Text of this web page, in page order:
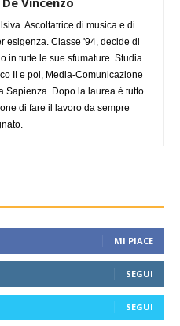
Ascoltatrice di musica e di
esigenza. Classe '94, decide di
in tutte le sue sfumature. Studia
II e poi, Media-Comunicazione
Sapienza. Dopo la laurea è tutto
di fare il lavoro da sempre
MI PIACE
SEGUI
SEGUI